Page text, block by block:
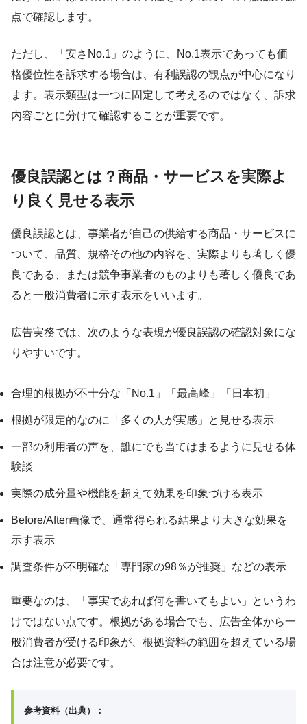
点で確認します。
ただし、「安さNo.1」のように、No.1表示であっても価
格優位性を訴求する場合は、有利誤認の観点が中心になり
ます。表示類型は一つに固定して考えるのではなく、訴求
内容ごとに分けて確認することが重要です。
優良誤認とは？商品・サービスを実際よ
り良く見せる表示
優良誤認とは、事業者が自己の供給する商品・サービスに
ついて、品質、規格その他の内容を、実際よりも著しく優
良である、または競争事業者のものよりも著しく優良であ
ると一般消費者に示す表示をいいます。
広告実務では、次のような表現が優良誤認の確認対象にな
りやすいです。
合理的根拠が不十分な「No.1」「最高峰」「日本初」
根拠が限定的なのに「多くの人が実感」と見せる表示
一部の利用者の声を、誰にでも当てはまるように見せる体
験談
実際の成分量や機能を超えて効果を印象づける表示
Before/After画像で、通常得られる結果より大きな効果を
示す表示
調査条件が不明確な「専門家の98％が推奨」などの表示
重要なのは、「事実であれば何を書いてもよい」というわ
けではない点です。根拠がある場合でも、広告全体から一
般消費者が受ける印象が、根拠資料の範囲を超えている場
合は注意が必要です。
参考資料（出典）：